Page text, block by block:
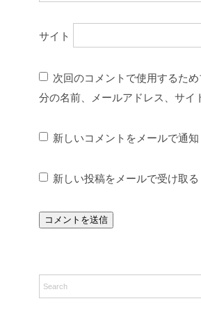
サイト
次回のコメントで使用するた
分の名前、メールアドレス、サイ
新しいコメントをメールで通知
新しい投稿をメールで受け取る